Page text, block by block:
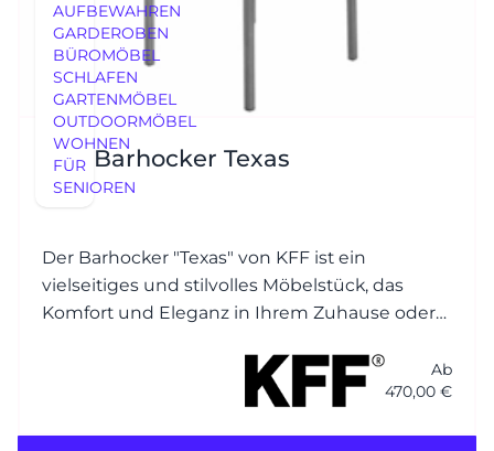
AUFBEWAHREN
GARDEROBEN
BÜROMÖBEL
SCHLAFEN
GARTENMÖBEL
OUTDOORMÖBEL
WOHNEN
FÜR
SENIOREN
KFF Barhocker Texas
Der Barhocker "Texas" von KFF ist ein
vielseitiges und stilvolles Möbelstück, das
Komfort und Eleganz in Ihrem Zuhause oder
Ab
470,00 €